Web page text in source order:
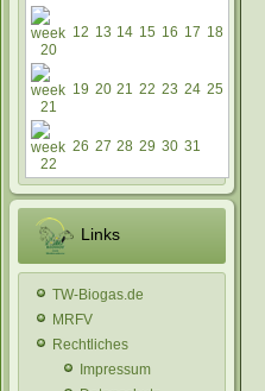
12 13 14 15 16 17 18
19 20 21 22 23 24 25
26 27 28 29 30 31
Links
TW-Biogas.de
MRFV
Rechtliches
Impressum